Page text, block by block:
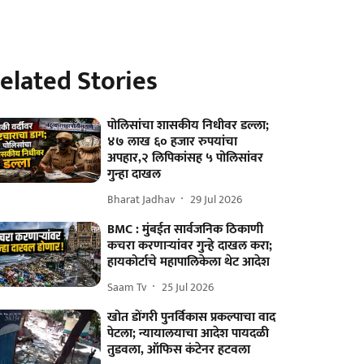
Stories
पोलिसांचा शासकीय निधीवर डल्ला;
४७ लाख ६० हजार रुपयांचा
अपहार,२ लिपिकांसह ५ पोलिसांवर
गुन्हा दाखल
Bharat Jadhav 29 Jul 2026
BMC : मुंबईत सार्वजनिक ठिकाणी
कचरा करणाऱ्यांवर गुन्हे दाखल करा;
हायकोर्टाचे महापालिकेला थेट आदेश
Saam Tv 25 Jul 2026
खोत डोंगरी पुनर्विकास प्रकल्पाचा वाद
पेटला; न्यायालयाचा आदेश पायदळी
तुडवला, ऑफिस कंटेनर हटवला